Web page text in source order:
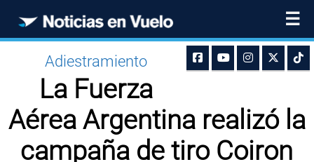
☰
Adiestramiento
La Fuerza
Aérea Argentina realizó la
campaña de tiro Coiron